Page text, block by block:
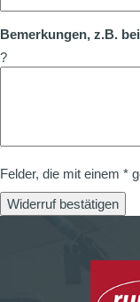
Bemerkungen, z.B.
?
Felder, die mit einem *
Widerruf bestätigen